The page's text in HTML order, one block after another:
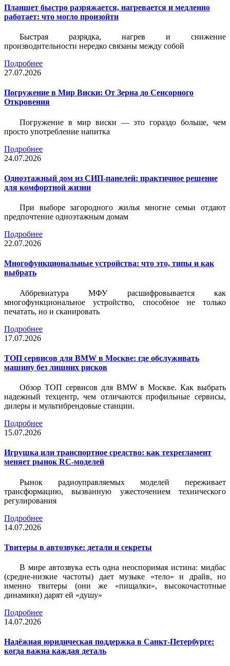
Планшет быстро разряжается, нагревается и медленно
работает: что могло произойти
Быстрая разрядка, нагрев и снижение
производительности нередко связаны между собой
Подробнее
27.07.2026
Погружение в Мир Виски: От Зерна до Сенсорного
Откровения
Погружение в мир виски — это гораздо больше, чем
просто употребление напитка
Подробнее
24.07.2026
Одноэтажный дом из СИП-панелей: практичное решение
для комфортной жизни
При выборе загородного жилья многие семьи отдают
предпочтение одноэтажным домам
Подробнее
22.07.2026
Многофункциональные устройства: что это, типы и как
выбрать
Аббревиатура МФУ расшифровывается как
многофункциональное устройство, способное не только
печатать, но и сканировать
Подробнее
17.07.2026
ТОП сервисов для BMW в Москве: где обслуживать
машину без лишних рисков
Обзор ТОП сервисов для BMW в Москве. Как выбрать
надежный техцентр, чем отличаются профильные сервисы,
дилеры и мультибрендовые станции.
Подробнее
15.07.2026
Игрушка или транспортное средство: как техрегламент
меняет рынок RC-моделей
Рынок радиоуправляемых моделей переживает
трансформацию, вызванную ужесточением технического
регулирования
Подробнее
14.07.2026
Твитеры в автозвуке: детали и секреты
В мире автозвука есть одна неоспоримая истина: мидбас
(средне-низкие частоты) дает музыке «тело» и драйв, но
именно твитеры (они же «пищалки», высокочастотные
динамики) дарят ей «душу»
Подробнее
14.07.2026
Надёжная юридическая поддержка в Санкт-Петербурге:
когда важна каждая деталь